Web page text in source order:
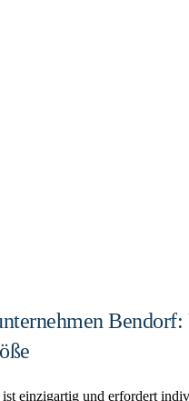
einzigartig und erfordert